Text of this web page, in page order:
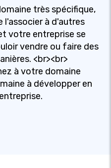
très spécifique,
l'associer à d'autres
votre entreprise se
vendre ou faire des
<br><br>
à votre domaine
à développer en